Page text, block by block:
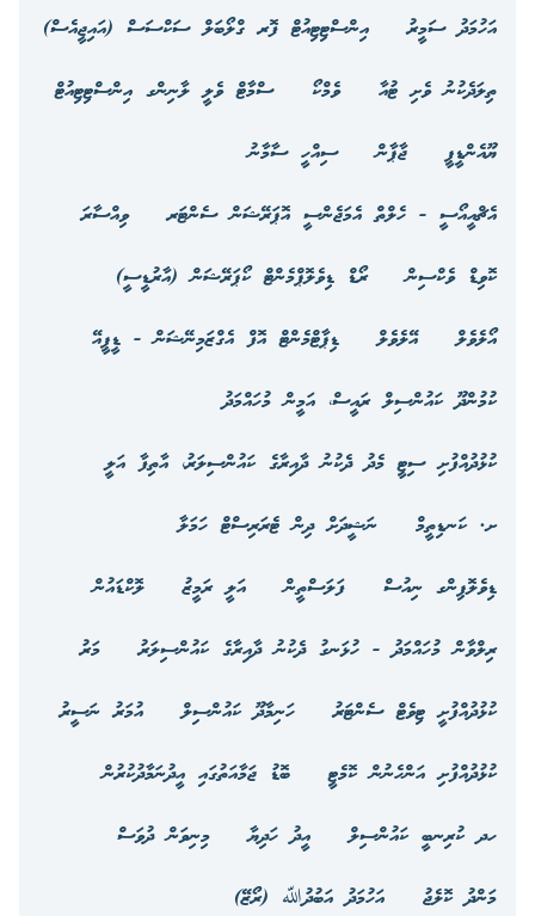
އަހުމަދު ސަމީރު
އިންސްޓިޓިއުޓް ފޮރ ގްލޯބަލް ސަކްސަސް (އައިޖީއެސް)
ތިލަދެކުނު ވެށި ޓުއާ
ވެމްކޯ
ސްމާޓް ވެލީ ލާނިންގ އިންސްޓިޓިއުޓް
ޔޫއެންޑީޕީ
ޖާޕާން
ސިއްހީ ސާމާނު
އެޗްއީއޯސީ - ހެލްތް އެމަޖެންސީ އޮޕަރޭޝަން ސެންޓަރ
ވިއްސާރަ
ކޮވިޑް ވެކްސިން
ރޯޑް ޑިވެލޮޕްމެންޓް ކޯޕަރޭޝަން (އާރުޑީސީ)
އޯލެވެލް
އޭލެވެލް
ޑިޕާޓްމެންޓް އޮފް އެގްޒަމިނޭޝަން - ޑީޕީއޭ
ކުމުންދޫ ކައުންސިލް ރައީސް، އަމީން މުހައްމަދު
ކުޅުދުއްފުށި ސިޓީ މެދު ދެކުނު ދާއިރާގެ ކައުންސިލަރު، އާތިފާ އަލީ
ށ. ކަނޑިތީމް
ނަޝީދަށް ދިން ޓެރަރިސްޓް ހަމަލާ
ޑިވެލޮޕިންގ ނިއުސް
ފަލަސްތީން އަލީ ރަމީޒު
ލޮކްޑައުން
ރިލްވާން މުހައްމަދު - ހުޅަނގު ދެކުނު ދާއިރާގެ ކައުންސިލަރު
މަރު
ކުޅުދުއްފުށީ ޓިވެޓް ސެންޓަރު
ހަނިމާދޫ ކައުންސިލް
އުމަރު ނަސީރު
ކުޅުދުއްފުށި އަންހެނުން ކޮމެޓީ
ބޮޑު ޖަމާއަތުގައި އީދުނަމާދުކުރުން
ހދ ކުރިނބީ ކައުންސިލް
އީދު ހަދިޔާ
މިނިވަން ދުވަސް
މަންދު ކޮލެޖު
އަހުމަދު އަބުދުﷲ (ރޯޒޭ)